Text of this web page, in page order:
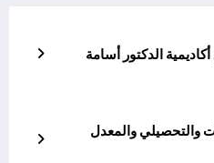
الدكتور أسامة
والتحصيلي والمعدل